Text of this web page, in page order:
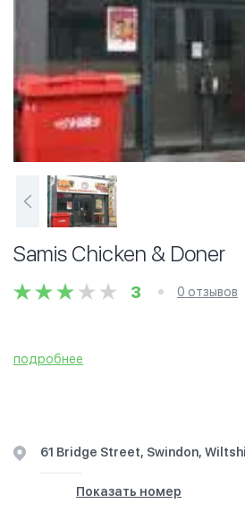
Samis Chicken & Doner
3 0 отзывов
подробнее
61 Bridge Street, Swindon,
Показать номер